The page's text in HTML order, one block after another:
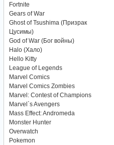
Fortnite
Gears of War
Ghost of Tsushima (Призрак
Цусимы)
God of War (Бог войны)
Halo (Хало)
Hello Kitty
League of Legends
Marvel Comics
Marvel Comics Zombies
Marvel: Contest of Champions
Marvel`s Avengers
Mass Effect: Andromeda
Monster Hunter
Overwatch
Pokemon